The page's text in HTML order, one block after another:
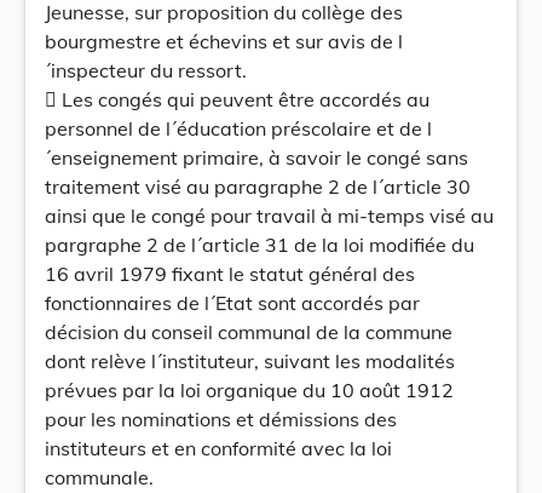
Jeunesse, sur proposition du collège des
bourgmestre et échevins et sur avis de l
´inspecteur du ressort.
 Les congés qui peuvent être accordés au
personnel de l´éducation préscolaire et de l
´enseignement primaire, à savoir le congé sans
traitement visé au paragraphe 2 de l´article 30
ainsi que le congé pour travail à mi-temps visé au
pargraphe 2 de l´article 31 de la loi modifiée du
16 avril 1979 fixant le statut général des
fonctionnaires de l´Etat sont accordés par
décision du conseil communal de la commune
dont relève l´instituteur, suivant les modalités
prévues par la loi organique du 10 août 1912
pour les nominations et démissions des
instituteurs et en conformité avec la loi
communale.